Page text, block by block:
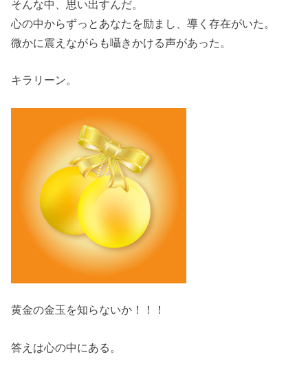
そんな中、思い出すんだ。
心の中からずっとあなたを励まし、導く存在がいた。
微かに震えながらも囁きかける声があった。
キラリーン。
黄金の金玉を知らないか！！！
答えは心の中にある。